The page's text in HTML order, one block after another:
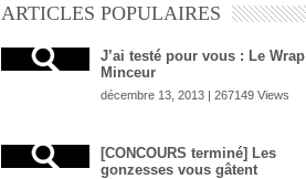
ARTICLES POPULAIRES
J’ai testé pour vous : Le Wrap
Minceur
décembre 13, 2013 | 267149 Views
[CONCOURS terminé] Les
gonzesses vous gâtent